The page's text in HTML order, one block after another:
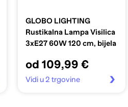
GLOBO LIGHTING
Rustikalna Lampa Visilica
3xE27 60W 120 cm, bijela
od 109,99 €
Vidi u 2 trgovine